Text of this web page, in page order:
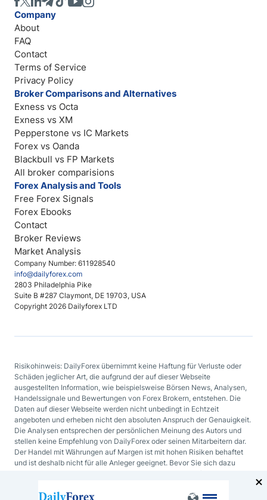
Company Number: 611928540
info@dailyforex.com
2803 Philadelphia Pike
Suite B #287 Claymont, DE 19703, USA
Copyright 2026 Dailyforex LTD
Company
About
FAQ
Contact
Terms of Service
Privacy Policy
Broker Comparisons and Alternatives
Exness vs Octa
Exness vs XM
Pepperstone vs IC Markets
Forex vs Oanda
Blackbull vs FP Markets
All broker comparisions
Forex Analysis and Tools
Free Forex Signals
Forex Ebooks
Contact
Broker Reviews
Market Analysis
Risikohinweis: DailyForex übernimmt keine Haftung für Verluste oder
Schäden jeglicher Art, die aufgrund der auf dieser Webseite
ausgestellten Information, wie beispielsweise Börsen News, Analysen,
Handelssignale und Bewertungen von Forex Brokern, entstehen. Die
Daten auf dieser Webseite werden nicht unbedingt in Echtzeit
angeboten und erheben nicht den absoluten Anspruch der Genauigkeit.
Die Analysen entsprechen der persönlichen Meinung des Autors und
stellen keine Empfehlung von DailyForex oder seinen Mitarbeitern dar.
Der Handel mit Währungen auf Margen ist mit hohen Risiken behaftet
und ist deshalb nicht für alle Anleger geeignet. Bevor Sie sich dazu
Erfahrungsgrad und Ihre Risikobereitschaft abwägen.